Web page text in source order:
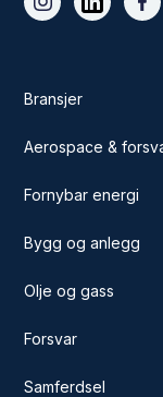
Bransjer
Aerospace &
Fornybar energi
Bygg og anlegg
Olje og gass
Forsvar
Samferdsel